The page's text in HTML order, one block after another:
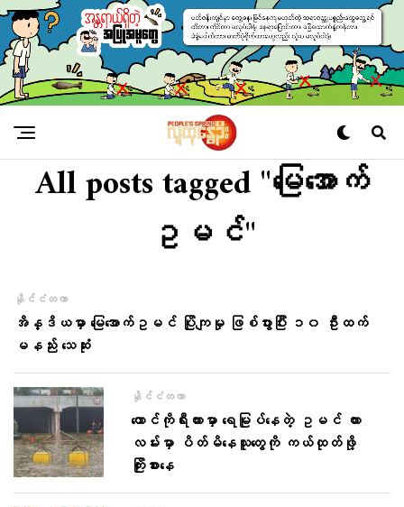
All posts tagged "မြေအောက်
ဥမင်"
နိုင်ငံတကာ
အိန္ဒိယမှာ မြေအောက်ဥမင် ပြိုကျမှု ဖြစ်ပွားပြီး ၁၀ ဦးထက်
မနည်း သေဆုံး
နိုင်ငံတကာ
တောင်ကိုရီးယားမှာ ရေမြုပ်နေတဲ့ ဥမင် ကား
လမ်းမှာ ပိတ်မိနေသူတွေကို ကယ်ထုတ်ဖို့
ကြိုးစားနေ